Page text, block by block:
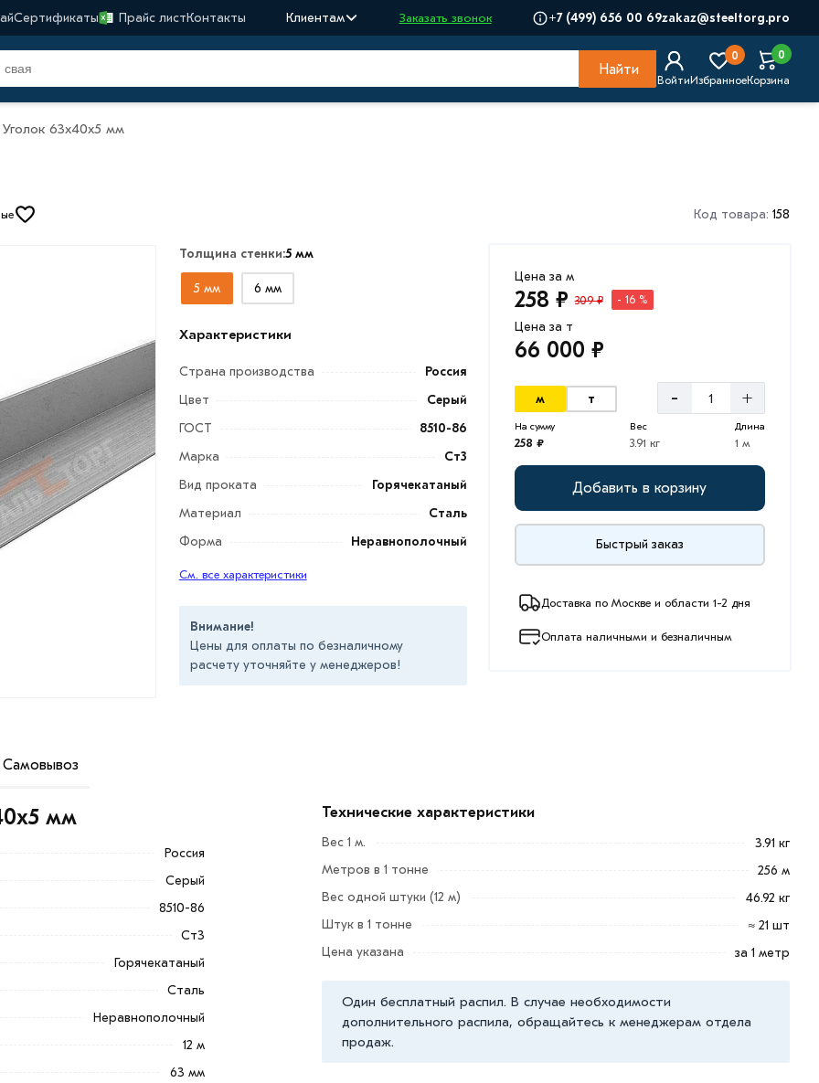
Сертификаты Прайс листКонтакты Клиентам Заказать звонок +7 (499) 656 00 69zakaz@steeltorg.pro
Найти
ВойтиИзбранное
0
Корзина
0
Уголок 63х40х5 мм
Код товара: 158
Толщина стенки:5 мм
5 мм 6 мм
Характеристики
Страна производства
Россия
Цвет
Серый
ГОСТ
8510-86
Марка
Ст3
Вид проката
Горячекатаный
Материал
Сталь
Форма
Неравнополочный
См. все характеристики
Внимание!
Цены для оплаты по безналичному
расчету уточняйте у менеджеров!
Цена за м
258 ₽ 309 ₽ - 16 %
Цена за т
66 000 ₽
м т - +
На сумму
258 ₽
Вес
3.91 кг
Длина
1 м
Добавить в корзину
Быстрый заказ
Доставка по Москве и области 1-2 дня
Оплата наличными и безналичным
Самовывоз
проката. Представляет собой профиль
сферах деятельности: от быта до
всем стандартам качества.
мм
Россия
Серый
8510-86
Ст3
Горячекатаный
Сталь
Неравнополочный
12 м
63 мм
Технические характеристики
Вес 1 м.
3.91 кг
Метров в 1 тонне
256 м
Вес одной штуки (12 м)
46.92 кг
Штук в 1 тонне
≈ 21 шт
Цена указана
за 1 метр
Один бесплатный распил. В случае необходимости
дополнительного распила, обращайтесь к менеджерам отдела
продаж.